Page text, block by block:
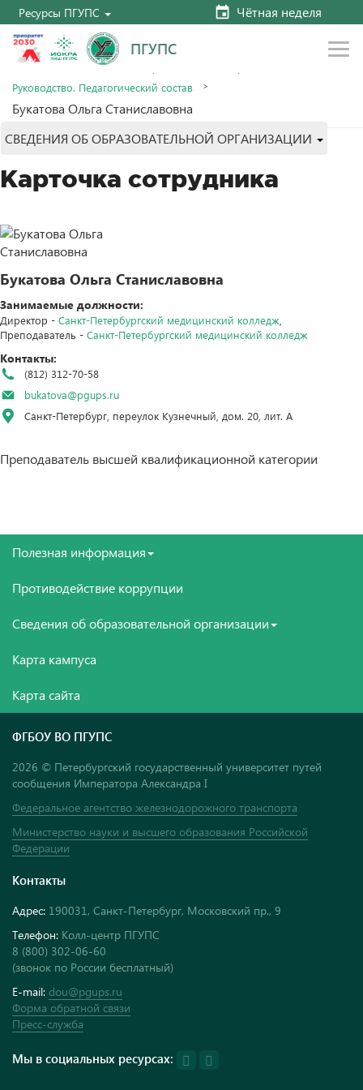
Ресурсы ПГУПС Чётная неделя
ПГУПС
Главная
Сведения об образовательной организации
Руководство. Педагогический состав
Букатова Ольга Станиславовна
СВЕДЕНИЯ ОБ ОБРАЗОВАТЕЛЬНОЙ ОРГАНИЗАЦИИ
Карточка сотрудника
Букатова Ольга Станиславовна
Занимаемые должности:
Директор - Санкт-Петербургский медицинский колледж
Преподаватель - Санкт-Петербургский медицинский колледж
Контакты:
(812) 312-70-58
bukatova@pgups.ru
Санкт-Петербург, переулок Кузнечный, дом. 20, лит. А
Преподаватель высшей квалификационной категории
Полезная информация
Противодействие коррупции
Сведения об образовательной организации
Карта кампуса
Карта сайта
ФГБОУ ВО ПГУПС
2026 © Петербургский государственный университет путей
сообщения Императора Александра I
Федеральное агентство железнодорожного транспорта
Министерство науки и высшего образования Российской
Федерации
Контакты
Адрес: 190031, Санкт-Петербург, Московский пр., 9
Телефон: Колл-центр ПГУПС
8 (800) 302-06-60
(звонок по России бесплатный)
E-mail: dou@pgups.ru
Форма обратной связи
Пресс-служба
Мы в социальных ресурсах: